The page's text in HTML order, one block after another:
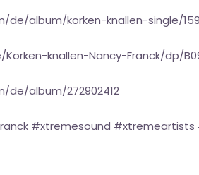
album/korken-knallen-single/
knallen-Nancy-Franck/dp/
de/album/272902412
#xtremesound